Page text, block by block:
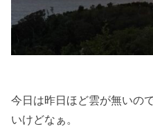
今日は昨日ほど雲が無いの
いけどなぁ。